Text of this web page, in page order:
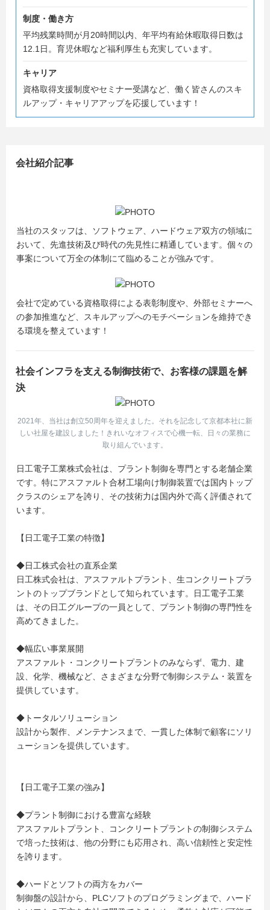
＊＊説明会情報＊＊
8月 6日(木)・18日(火)
いずれも13:30～
8月25日(火) 11：00～
各セミナー画面にて「日程の案内を希望」にてお申し込み
ください。
制度・働き方
平均残業時間が月20時間以内、年平均有給休暇取得日数は
12.1日。育児休暇など福利厚生も充実しています。
キャリア
資格取得支援制度やセミナー受講など、働く皆さんのスキ
ルアップ・キャリアアップを応援しています！
会社紹介記事
当社のスタッフは、ソフトウェア、ハードウェア双方の領域に
おいて、先進技術及び時代の先見性に精通しています。個々の
事案について万全の体制にて臨めることが強みです。
会社で定めている資格取得による表彰制度や、外部セミナーへ
の参加推進など、スキルアップへのモチベーションを維持でき
る環境を整えています！
社会インフラを支える制御技術で、お客様の課題を解
決
2021年、当社は創立50周年を迎えました。それを記念して京都本社に新
しい社屋を建設しました！きれいなオフィスで心機一転、日々の業務に
取り組んでいます。
日工電子工業株式会社は、プラント制御を専門とする老舗企業
です。特にアスファルト合材工場向け制御装置では国内トップ
クラスのシェアを誇り、その技術力は国内外で高く評価されて
います。
【日工電子工業の特徴】
◆日工株式会社の直系企業
日工株式会社は、アスファルトプラント、生コンクリートプラ
ントのトップブランドとして知られています。日工電子工業
は、その日工グループの一員として、プラント制御の専門性を
高めてきました。
◆幅広い事業展開
アスファルト・コンクリートプラントのみならず、電力、建
設、化学、機械など、さまざまな分野で制御システム・装置を
提供しています。
◆トータルソリューション
設計から製作、メンテナンスまで、一貫した体制で顧客にソリ
ューションを提供しています。
【日工電子工業の強み】
◆プラント制御における豊富な経験
アスファルトプラント、コンクリートプラントの制御システム
で培った技術は、他の分野にも応用され、高い信頼性と安定性
を誇ります。
◆ハードとソフトの両方をカバー
制御盤の設計から、PLCソフトのプログラミングまで、ハード